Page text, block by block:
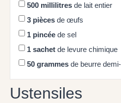
500 millilitres de lait entier
3 pièces de œufs
1 pincée de sel
1 sachet de levure chimique
50 grammes de beurre
Ustensiles